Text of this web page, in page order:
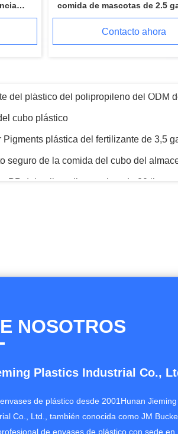
comida de mascotas de 2.5
con tapa
Contacto ahora
cubo plástico
NOSOTROS
Plastics Industrial Co.,
de plástico desde 2001Hunan Jieming
Co., Ltd., también conocida como JM
de envases de plástico con sede en